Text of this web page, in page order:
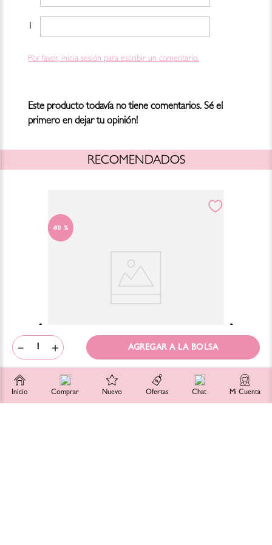
Inicio Comprar Nuevo Ofertas Chat Mi Cuenta
1 estrella
Por favor, inicia sesión para escribir un comentario.
Este producto todavía no tiene comentarios. Sé el
primero en dejar tu opinión!
RECOMENDADOS
80 %
＋
－